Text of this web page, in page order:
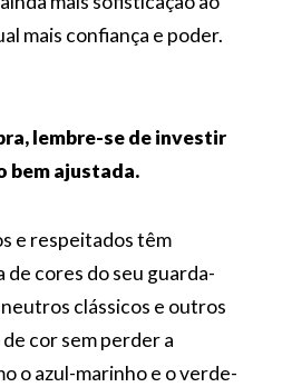
mais confiança e poder.
lembre-se de investir
bem ajustada.
e respeitados têm
cores do seu guarda-
clássicos e outros
cor sem perder a
o azul-marinho e o verde-